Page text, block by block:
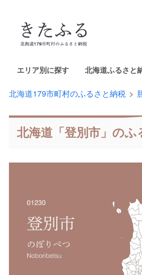
エリア別に探す 北海道ふるさと
北海道179市町村のふるさと納税
北海道「登別市」の